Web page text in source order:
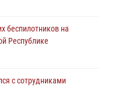
беспилотников на
Республике
с сотрудниками